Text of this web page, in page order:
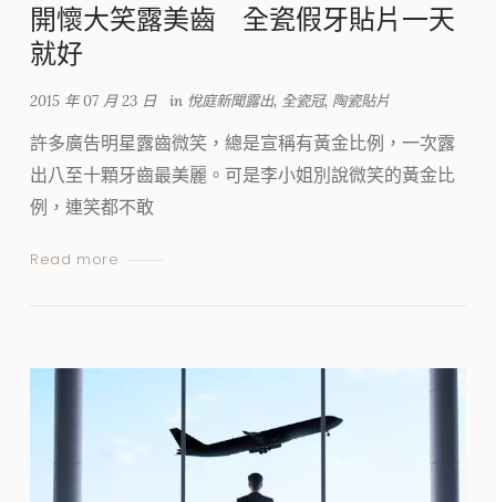
開懷大笑露美齒 全瓷假牙貼片一天
就好
2015 年 07 月 23 日 in 悅庭新聞露出, 全瓷冠, 陶瓷貼片
許多廣告明星露齒微笑，總是宣稱有黃金比例，一次露
出八至十顆牙齒最美麗。可是李小姐別說微笑的黃金比
例，連笑都不敢
Read more